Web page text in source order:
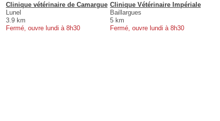
Clinique vétérinaire de Camargue
Lunel
3.9 km
Fermé, ouvre lundi à 8h30
Clinique Vétérinaire Impériale
Baillargues
5 km
Fermé, ouvre lundi à 8h30